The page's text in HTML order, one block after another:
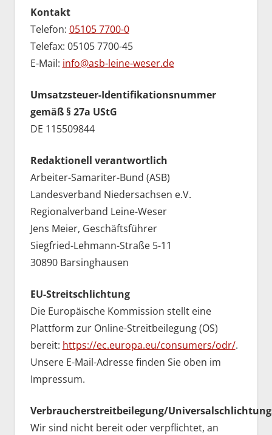
Kontakt
Telefon: 05105 7700-0
Telefax: 05105 7700-45
E-Mail: info@asb-leine-weser.de
Umsatzsteuer-Identifikationsnummer
gemäß § 27a UStG
DE 115509844
Redaktionell verantwortlich
Arbeiter-Samariter-Bund (ASB)
Landesverband Niedersachsen e.V.
Regionalverband Leine-Weser
Jens Meier, Geschäftsführer
Siegfried-Lehmann-Straße 5-11
30890 Barsinghausen
EU-Streitschlichtung
Die Europäische Kommission stellt eine
Plattform zur Online-Streitbeilegung (OS)
bereit: https://ec.europa.eu/consumers/odr/.
Unsere E-Mail-Adresse finden Sie oben im
Impressum.
Verbraucherstreitbeilegung/
Wir sind nicht bereit oder verpflichtet, an